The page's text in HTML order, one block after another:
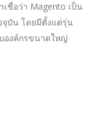
ชื่อว่า Magento เป็น
บัน โดยมีตั้งแต่รุ่น
องค์กรขนาดใหญ่